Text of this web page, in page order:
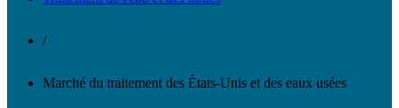
/
Marché du traitement des États-Unis et des eaux usées